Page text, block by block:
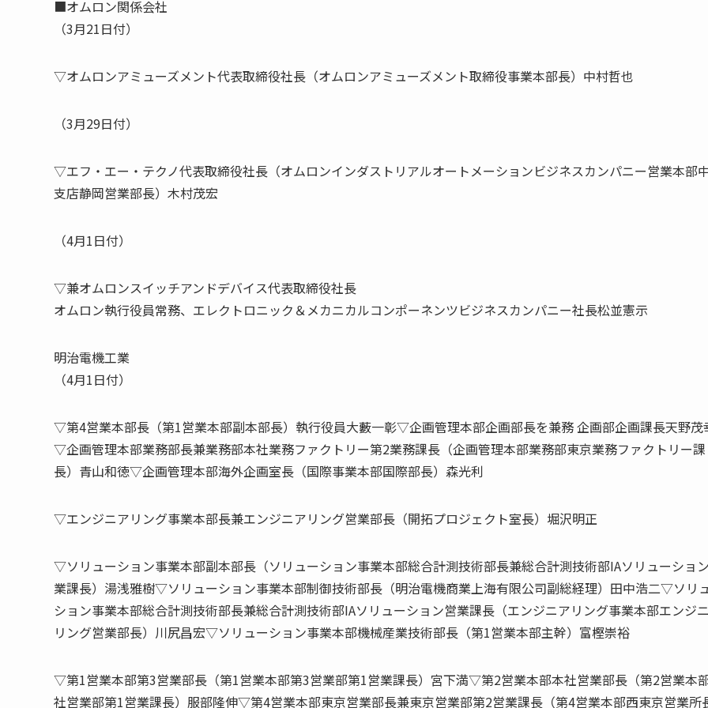
■オムロン関係会社
（3月21日付）
▽オムロンアミューズメント代表取締役社長（オムロンアミューズメント取締役事業本部長）中村哲也
（3月29日付）
▽エフ・エー・テクノ代表取締役社長（オムロンインダストリアルオートメーションビジネスカンパニー営業本部
支店静岡営業部長）木村茂宏
（4月1日付）
▽兼オムロンスイッチアンドデバイス代表取締役社長
オムロン執行役員常務、エレクトロニック＆メカニカルコンポーネンツビジネスカンパニー社長松並憲示
明治電機工業
（4月1日付）
▽第4営業本部長（第1営業本部副本部長）執行役員大藪一彰▽企画管理本部企画部長を兼務 企画部企画課長天野茂
▽企画管理本部業務部長兼業務部本社業務ファクトリー第2業務課長（企画管理本部業務部東京業務ファクトリー課
長）青山和徳▽企画管理本部海外企画室長（国際事業本部国際部長）森光利
▽エンジニアリング事業本部長兼エンジニアリング営業部長（開拓プロジェクト室長）堀沢明正
▽ソリューション事業本部副本部長（ソリューション事業本部総合計測技術部長兼総合計測技術部IAソリューショ
業課長）湯浅雅樹▽ソリューション事業本部制御技術部長（明治電機商業上海有限公司副総経理）田中浩二▽ソリ
ション事業本部総合計測技術部長兼総合計測技術部IAソリューション営業課長（エンジニアリング事業本部エンジ
リング営業部長）川尻昌宏▽ソリューション事業本部機械産業技術部長（第1営業本部主幹）富樫崇裕
▽第1営業本部第3営業部長（第1営業本部第3営業部第1営業課長）宮下満▽第2営業本部本社営業部長（第2営業本
社営業部第1営業課長）服部隆伸▽第4営業本部東京営業部長兼東京営業部第2営業課長（第4営業本部西東京営業所